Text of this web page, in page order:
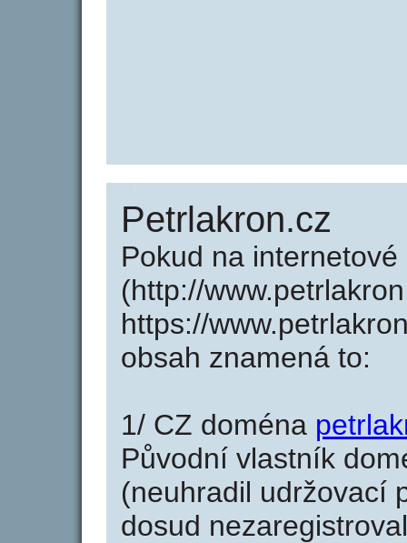
Petrlakron.cz
Pokud na
(http://
https://
obsah znamená to:
1/ CZ doména
Původní vlastník
(neuhradil udržovací
dosud